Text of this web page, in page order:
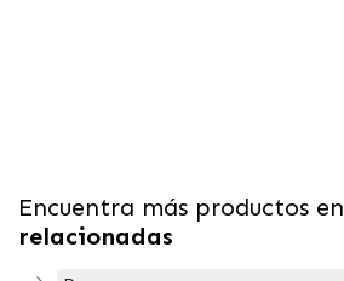
Encuentra más productos en
relacionadas